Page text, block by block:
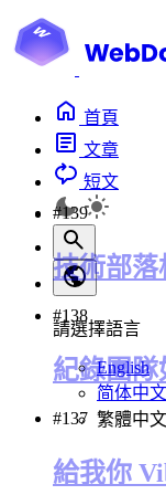
首頁
文章
短文
請選擇語言
English
简体中文
繁體中文
#139
技術部落
#138
紀錄團
#137
給我你